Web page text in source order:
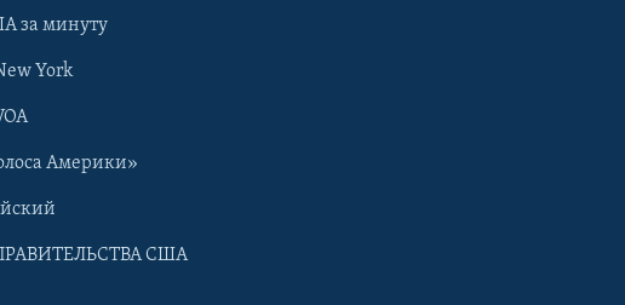
за минуту
York
Америки»
США